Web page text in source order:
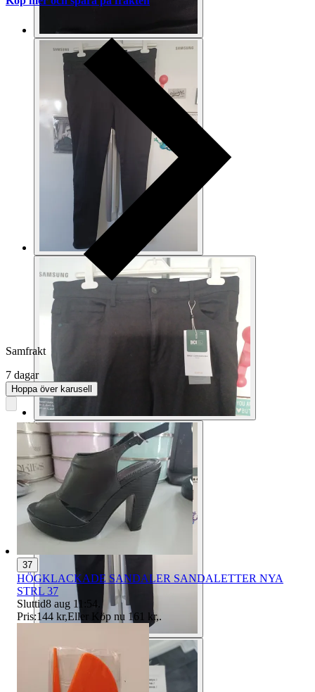
Samfrakt
7 dagar
Hoppa över karusell
37
HÖGKLACKADE SANDALER SANDALETTER NYA
STRL 37
Sluttid8 aug 11:54
Pris:144 kr,Eller Köp nu 161 kr,.